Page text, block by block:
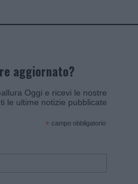
aggiornato?
Oggi e ricevi le nostre
le ultime notizie pubblicate
* campo obbligatorio